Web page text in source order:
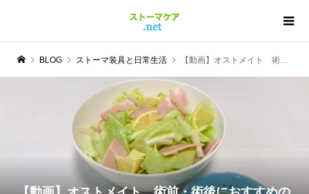
BLOG ストーマ装具と日常生活 【動画】オストメイト 術前・術後におすすめの料理レシピ